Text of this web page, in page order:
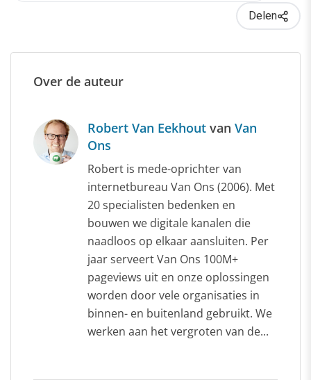
Delen
Over de auteur
Robert Van Eekhout van Van
Ons
Robert is mede-oprichter van
internetbureau Van Ons (2006). Met
20 specialisten bedenken en
bouwen we digitale kanalen die
naadloos op elkaar aansluiten. Per
jaar serveert Van Ons 100M+
pageviews uit en onze oplossingen
worden door vele organisaties in
binnen- en buitenland gebruikt. We
werken aan het vergroten van de...